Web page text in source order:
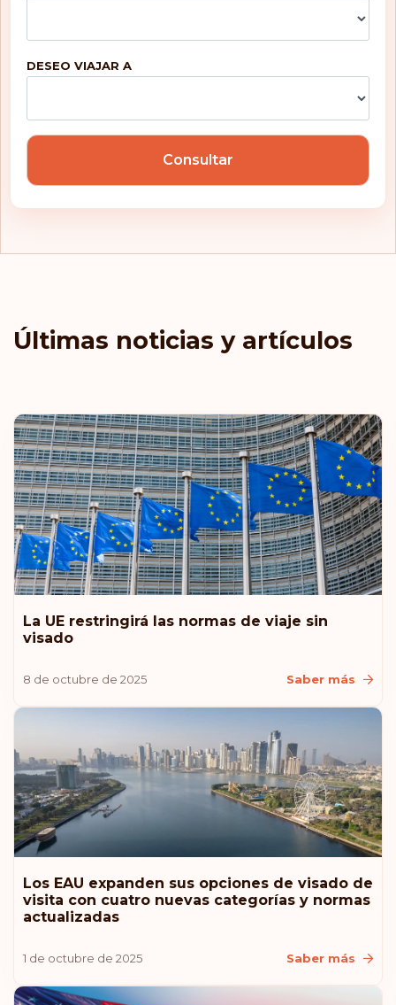
DESEO VIAJAR A
Consultar
Últimas noticias y artículos
La UE restringirá las normas de viaje sin
visado
8 de octubre de 2025 Saber más
Los EAU expanden sus opciones de visado de
visita con cuatro nuevas categorías y normas
actualizadas
1 de octubre de 2025 Saber más